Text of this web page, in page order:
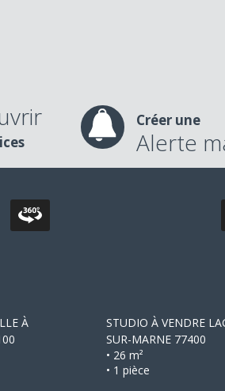
Créer une
Alerte
À
+
STUDIO À VENDRE
SUR-MARNE 77400
• 26 m²
• 1 pièce